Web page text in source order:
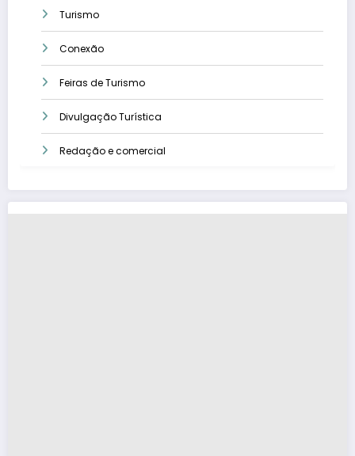
Turismo
Conexão
Feiras de Turismo
Divulgação Turística
Redação e comercial